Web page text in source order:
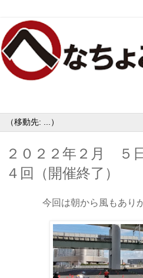
２０２２年２月 ５
４回（開催終了）
今回は朝から風もあり